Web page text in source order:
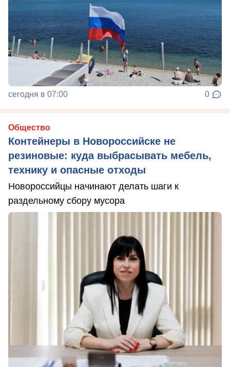
сегодня в 07:00 0
Общество
Контейнеры в Новороссийске не
резиновые: куда выбрасывать мебель,
технику и опасные отходы
Новороссийцы начинают делать шаги к
раздельному сбору мусора